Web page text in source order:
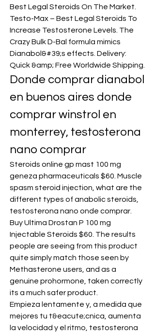
Best Legal Steroids On The Market.
Testo-Max – Best Legal Steroids To
Increase Testosterone Levels. The
Crazy Bulk D-Bal formula mimics
Dianabol&#39;s effects. Delivery:
Donde comprar dianabol
en buenos aires donde
comprar winstrol en
monterrey, testosterona
nano comprar
Steroids online gp mast 100 mg
geneza pharmaceuticals $60. Muscle
spasm steroid injection, what are the
different types of anabolic steroids,
testosterona nano onde comprar.
Buy Ultima Drostan P 100 mg
Injectable Steroids $60. The results
people are seeing from this product
quite simply match those seen by
Methasterone users, and as a
genuine prohormone, taken correctly
its a much safer product.
Empieza lentamente y, a medida que
mejores tu t&eacute;cnica, aumenta
la velocidad y el ritmo, testosterona